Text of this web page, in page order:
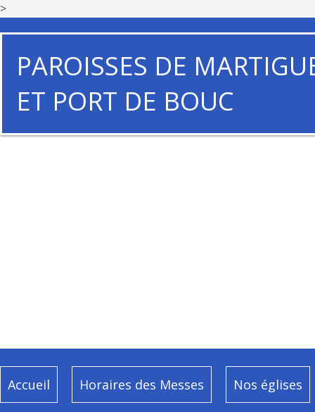
>
PAROISSES DE
ET PORT DE BOUC
Accueil Horaires des Messes Nos églises